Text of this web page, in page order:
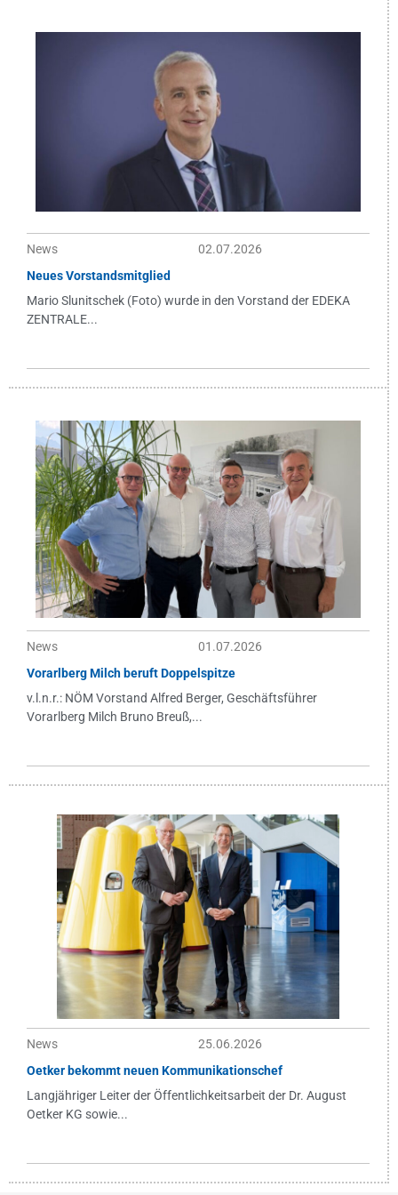
News
02.07.2026
Neues Vorstandsmitglied
Mario Slunitschek (Foto) wurde in den Vorstand der EDEKA
ZENTRALE...
News
01.07.2026
Vorarlberg Milch beruft Doppelspitze
v.l.n.r.: NÖM Vorstand Alfred Berger, Geschäftsführer
Vorarlberg Milch Bruno Breuß,...
News
25.06.2026
Oetker bekommt neuen Kommunikationschef
Langjähriger Leiter der Öffentlichkeitsarbeit der Dr. August
Oetker KG sowie...